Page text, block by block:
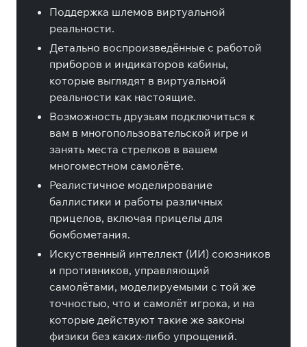
Поддержка шлемов виртуальной
реальности.
Детально воспроизведённые с работой
приборов и индикаторов кабины,
которые выглядят в виртуальной
реальности как настоящие.
Возможность друзьям подключиться к
вам в многопользовательской игре и
занять места стрелков в вашем
многоместном самолёте.
Реалистичное моделирование
баллистики и работы различных
прицелов, включая прицелы для
бомбометания.
Искуственный интеллект (ИИ) союзников
и противников, управляющий
самолётами, моделируемыми с той же
точностью, что и самолёт игрока, и на
которые действуют такие же законы
физики без каких-либо упрощений.